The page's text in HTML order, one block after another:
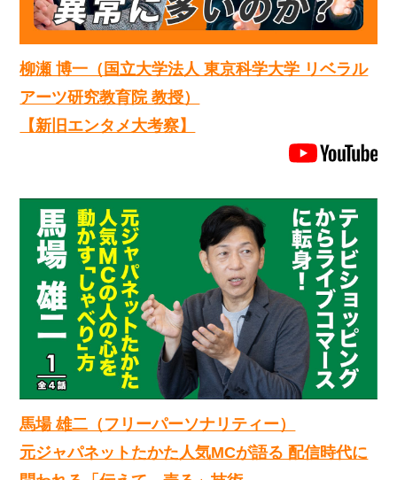
柳瀬 博一（国立大学法人 東京科学大学 リベラル
アーツ研究教育院 教授）
【新旧エンタメ大考察】
馬場 雄二（フリーパーソナリティー）
元ジャパネットたかた人気MCが語る 配信時代に